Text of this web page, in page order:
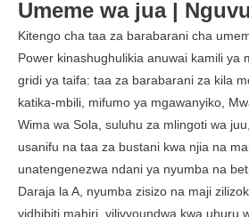
Umeme wa jua |
Kitengo cha taa za barabarani cha
Power kinashughulikia anuwai kamili ya
gridi ya taifa: taa za barabarani za kila
katika-mbili, mifumo ya mgawanyiko,
Wima wa Sola, suluhu za mlingoti wa
usanifu na taa za bustani kwa njia na
unatengenezwa ndani ya nyumba na
Daraja la A, nyumba zisizo na maji
vidhibiti mahiri, vilivyoundwa kwa uhuru